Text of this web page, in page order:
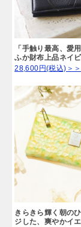
「手触り最高、愛
ふか財布上品ネイ
28,600円(税込)＞＞
きらきら輝く朝の
ジした、爽やかイ